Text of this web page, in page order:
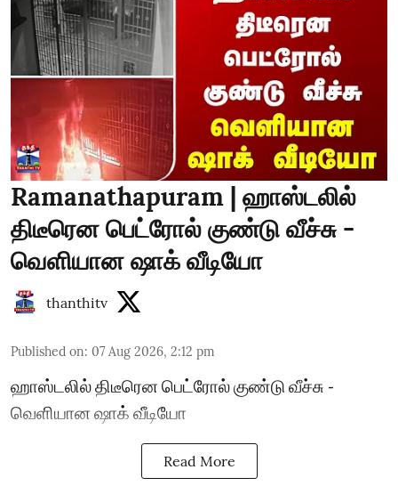
Ramanathapuram | ஹாஸ்டலில்
திடீரென பெட்ரோல் குண்டு வீச்சு -
வெளியான ஷாக் வீடியோ
thanthitv
Published on: 07 Aug 2026, 2:12 pm
ஹாஸ்டலில் திடீரென பெட்ரோல் குண்டு வீச்சு -
வெளியான ஷாக் வீடியோ
Read More